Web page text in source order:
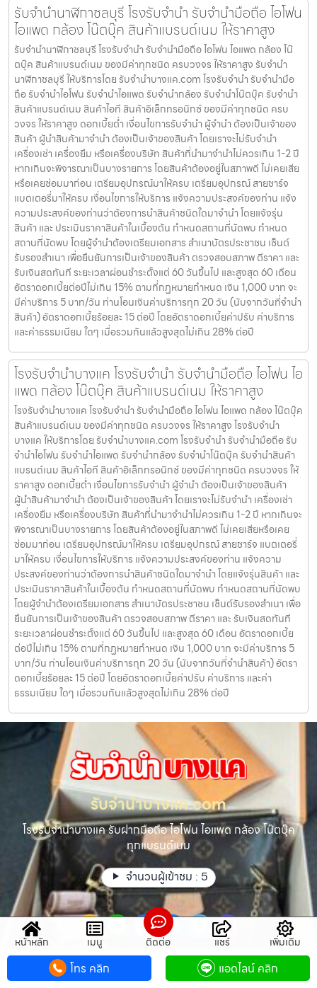
รับจำนำนาฬิกาชลบุรี โรงรับจำนำ รับจำนำมือถือ ไอโฟน
ไอแพด กล้อง โน๊ตบุ๊ค สินค้าแบรนด์เนม ให้ราคาสูง
รับจำนำนาฬิกาชลบุรี โรงรับจำนำ รับจำนำมือถือ ไอโฟน ไอแพด กล้อง โน๊
ตบุ๊ค สินค้าแบรนด์เนม ของมีค่าทุกชนิด ครบวงจร ให้ราคาสูง รับจำนำ
นาฬิกาชลบุรี ให้บริการโดย รับจํานําบางแค.com โรงรับจำนำ รับจำนำมือ
ถือ รับจำนำไอโฟน รับจำนำไอแพด รับจำนำกล้อง รับจำนำโน๊ตบุ๊ค รับจำนำ
สินค้าแบรนด์เนม สินค้าไอที สินค้าอิเล็กทรอนิกซ์ ของมีค่าทุกชนิด ครบ
วงจร ให้ราคาสูง ดอกเบี้ยต่ำ เงื่อนไขการรับจำนำ ผู้จำนำ ต้องเป็นเจ้าของ
สินค้า ผู้นำสินค้ามาจำนำ ต้องเป็นเจ้าของสินค้า โดยเราจะไม่รับจำนำ
เครื่องเช่า เครื่องยืม หรือเครื่องบริษัท สินค้าที่นำมาจำนำไม่ควรเกิน 1-2 ปี
หากเกินจะพิจารณาเป็นบางรายการ โดยสินค้าต้องอยู่ในสภาพดี ไม่เคยเสีย
หรือเคยซ่อมมาก่อน เตรียมอุปกรณ์มาให้ครบ เตรียมอุปกรณ์ สายชาร์จ
แบตเตอรี่มาให้ครบ เงื่อนไขการให้บริการ แจ้งความประสงค์ของท่าน แจ้ง
ความประสงค์ของท่านว่าต้องการนำสินค้าชนิดใดมาจำนำ โดยแจ้งรุ่น
สินค้า และ ประเมินราคาสินค้าในเบื้องต้น กำหนดสถานที่นัดพบ กำหนด
สถานที่นัดพบ โดยผู้จำนำต้องเตรียมเอกสาร สำเนาบัตรประชาชน เซ็นต์
รับรองสำเนา เพื่อยืนยันการเป็นเจ้าของสินค้า ตรวจสอบสภาพ ตีราคา และ
รับเงินสดทันที ระยะเวลาผ่อนชำระตั้งแต่ 60 วันขึ้นไป และสูงสุด 60 เดือน
อัตราดอกเบี้ยต่อปีไม่เกิน 15% ตามที่กฏหมายกำหนด เงิน 1,000 บาท จะ
มีค่าบริการ 5 บาท/วัน ท่านโอนเงินค่าบริการทุก 20 วัน (นับจากวันที่จำนำ
สินค้า) อัตราดอกเบี้ยร้อยละ 15 ต่อปี โดยอัตราดอกเบี้ยค่าปรับ ค่าบริการ
และค่าธรรมเนียม ใดๆ เมื่อรวมกันแล้วสูงสุดไม่เกิน 28% ต่อปี
โรงรับจำนำบางแค โรงรับจำนำ รับจำนำมือถือ ไอโฟน ไอ
แพด กล้อง โน๊ตบุ๊ค สินค้าแบรนด์เนม ให้ราคาสูง
โรงรับจำนำบางแค โรงรับจำนำ รับจำนำมือถือ ไอโฟน ไอแพด กล้อง โน๊ตบุ๊ค
สินค้าแบรนด์เนม ของมีค่าทุกชนิด ครบวงจร ให้ราคาสูง โรงรับจำนำ
บางแค ให้บริการโดย รับจํานําบางแค.com โรงรับจำนำ รับจำนำมือถือ รับ
จำนำไอโฟน รับจำนำไอแพด รับจำนำกล้อง รับจำนำโน๊ตบุ๊ค รับจำนำสินค้า
แบรนด์เนม สินค้าไอที สินค้าอิเล็กทรอนิกซ์ ของมีค่าทุกชนิด ครบวงจร ให้
ราคาสูง ดอกเบี้ยต่ำ เงื่อนไขการรับจำนำ ผู้จำนำ ต้องเป็นเจ้าของสินค้า
ผู้นำสินค้ามาจำนำ ต้องเป็นเจ้าของสินค้า โดยเราจะไม่รับจำนำ เครื่องเช่า
เครื่องยืม หรือเครื่องบริษัท สินค้าที่นำมาจำนำไม่ควรเกิน 1-2 ปี หากเกินจะ
พิจารณาเป็นบางรายการ โดยสินค้าต้องอยู่ในสภาพดี ไม่เคยเสียหรือเคย
ซ่อมมาก่อน เตรียมอุปกรณ์มาให้ครบ เตรียมอุปกรณ์ สายชาร์จ แบตเตอรี่
มาให้ครบ เงื่อนไขการให้บริการ แจ้งความประสงค์ของท่าน แจ้งความ
ประสงค์ของท่านว่าต้องการนำสินค้าชนิดใดมาจำนำ โดยแจ้งรุ่นสินค้า และ
ประเมินราคาสินค้าในเบื้องต้น กำหนดสถานที่นัดพบ กำหนดสถานที่นัดพบ
โดยผู้จำนำต้องเตรียมเอกสาร สำเนาบัตรประชาชน เซ็นต์รับรองสำเนา เพื่อ
ยืนยันการเป็นเจ้าของสินค้า ตรวจสอบสภาพ ตีราคา และ รับเงินสดทันที
ระยะเวลาผ่อนชำระตั้งแต่ 60 วันขึ้นไป และสูงสุด 60 เดือน อัตราดอกเบี้ย
ต่อปีไม่เกิน 15% ตามที่กฏหมายกำหนด เงิน 1,000 บาท จะมีค่าบริการ 5
บาท/วัน ท่านโอนเงินค่าบริการทุก 20 วัน (นับจากวันที่จำนำสินค้า) อัตรา
ดอกเบี้ยร้อยละ 15 ต่อปี โดยอัตราดอกเบี้ยค่าปรับ ค่าบริการ และค่า
ธรรมเนียม ใดๆ เมื่อรวมกันแล้วสูงสุดไม่เกิน 28% ต่อปี
รับจํานําบางแค.com
โรงรับจำนำบางแค รับฝากมือถือ ไอโฟน ไอแพด กล้อง โน๊ตบุ๊ค
ทุกแบรนด์เนม
จำนวนผู้เข้าชม : 5
หน้าหลัก เมนู ติดต่อ แชร์ เพิ่มเติม
โทร คลิก แอดไลน์ คลิก